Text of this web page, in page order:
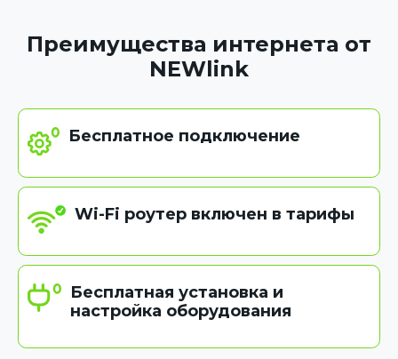
Преимущества интернета от
NEWlink
Бесплатное подключение
Wi-Fi роутер включен в тарифы
Бесплатная установка и
настройка оборудования